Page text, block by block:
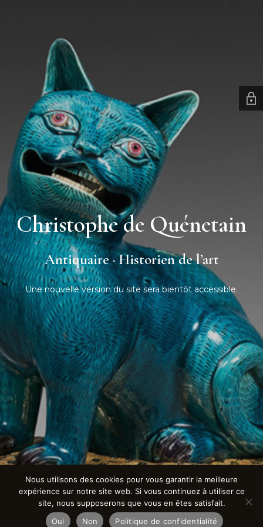
Christophe de Quénetain
Antiquaire · Historien de l’art
Une nouvelle version du site sera bientôt accessible.
Nous utilisons des cookies pour vous garantir la meilleure
expérience sur notre site web. Si vous continuez à utiliser ce
site, nous supposerons que vous en êtes satisfait.
Oui
Non Politique de confidentialité